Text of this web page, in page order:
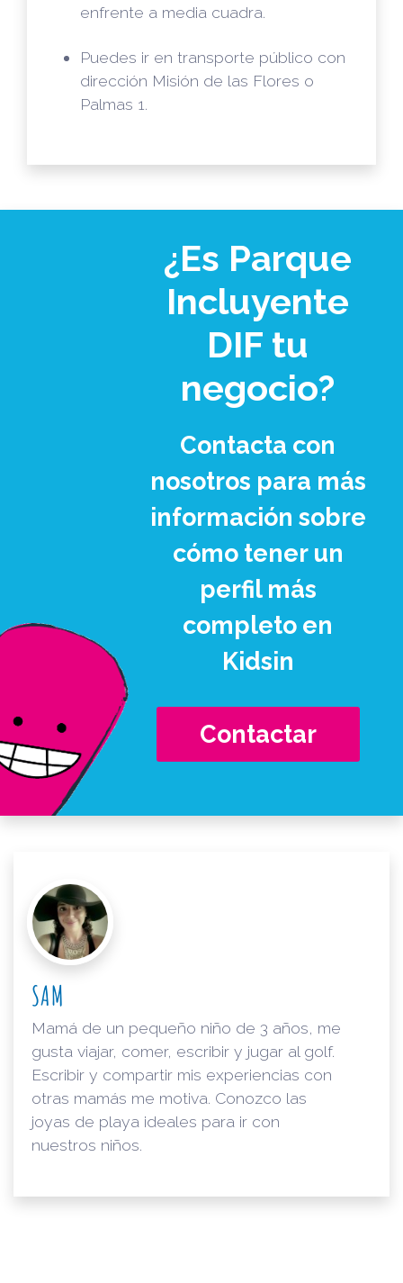
enfrente a media cuadra.
Puedes ir en transporte público con
dirección Misión de las Flores o
Palmas 1.
¿Es Parque
Incluyente
DIF tu
negocio?
Contacta con
nosotros para más
información sobre
cómo tener un
perfil más
completo en
Kidsin
Contactar
SAM
Mamá de un pequeño niño de 3 años, me
gusta viajar, comer, escribir y jugar al golf.
Escribir y compartir mis experiencias con
otras mamás me motiva. Conozco las
joyas de playa ideales para ir con
nuestros niños.